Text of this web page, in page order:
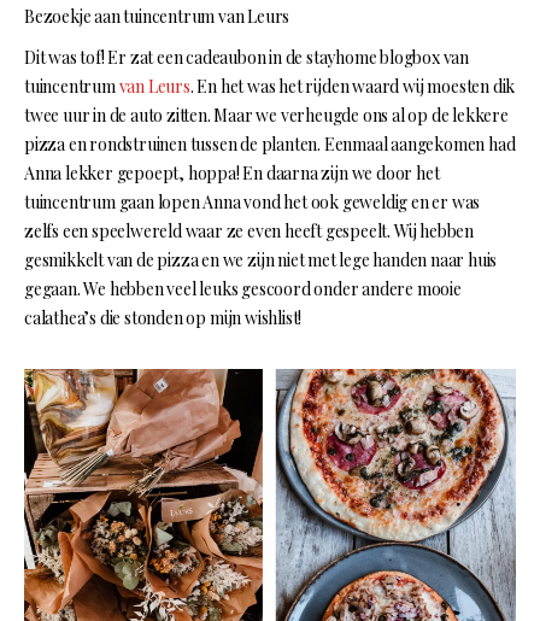
Bezoekje aan tuincentrum van Leurs
Dit was tof! Er zat een cadeaubon in de stayhome blogbox van
tuincentrumvan Leurs. En het was het rijden waard wij moesten dik
twee uur in de auto zitten. Maar we verheugde ons al op de lekkere
pizza en rondstruinen tussen de planten. Eenmaal aangekomen had
Anna lekker gepoept, hoppa! En daarna zijn we door het
tuincentrum gaan lopen Anna vond het ook geweldig en er was
zelfs een speelwereld waar ze even heeft gespeelt. Wij hebben
gesmikkelt van de pizza en we zijn niet met lege handen naar huis
gegaan. We hebben veel leuks gescoord onder andere mooie
calathea’s die stonden op mijn wishlist!